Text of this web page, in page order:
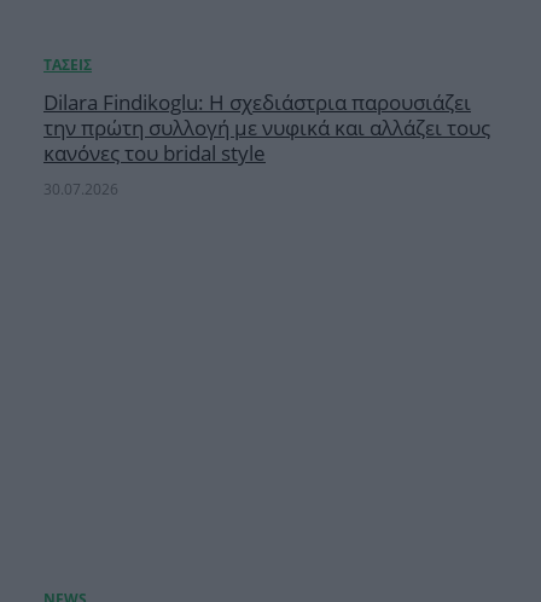
Dilara Findikoglu: Η σχεδιάστρια παρουσιάζει
την πρώτη συλλογή με νυφικά και αλλάζει τους
κανόνες του bridal style
30.07.2026